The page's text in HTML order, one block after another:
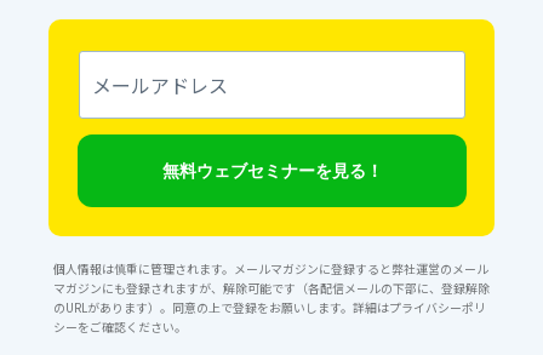
メ
ル
ア
ド
ス
無料ウェブセミナーを見る！
個人情報は慎重に管理されます。メールマガジンに登録すると弊社運営のメール
マガジンにも登録されますが、解除可能です（各配信メールの下部に、登録解除
のURLがあります）。同意の上で登録をお願いします。詳細はプライバシーポリ
シーをご確認ください。